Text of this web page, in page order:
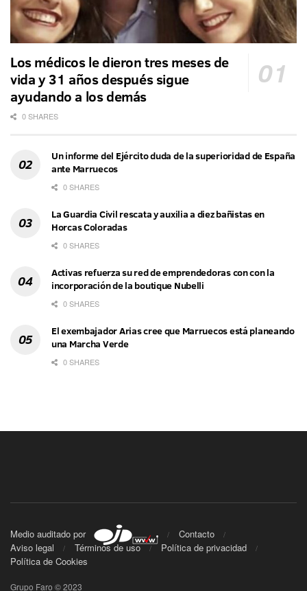
Los médicos le dieron tres meses de
vida y 31 años después sigue
ayudando a los demás
0 SHARES
Un informe del Ejército duda de la superioridad de España
ante Marruecos
0 SHARES
La Guardia Civil rescata y auxilia a diez bañistas en
Horcas Coloradas
0 SHARES
Activas refuerza su red de emprendedoras con con la
incorporación de la boutique Nubelli
0 SHARES
El exembajador Arias cree que Marruecos está planeando
una Marcha Verde
0 SHARES
Medio auditado por
Contacto
Aviso legal
Términos de uso
Política de privacidad
Política de Cookies
Grupo Faro © 2023